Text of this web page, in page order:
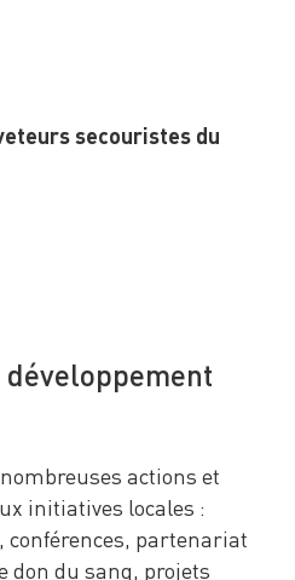
secouristes du
actions et
initiatives locales :
conférences, partenariat
don du sang, projets